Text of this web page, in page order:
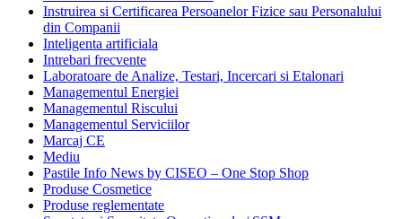
Instruirea si Certificarea Persoanelor Fizice sau Personalului
din Companii
Inteligenta artificiala
Intrebari frecvente
Laboratoare de Analize, Testari, Incercari si Etalonari
Managementul Energiei
Managementul Riscului
Managementul Serviciilor
Marcaj CE
Mediu
Pastile Info News by CISEO – One Stop Shop
Produse Cosmetice
Produse reglementate